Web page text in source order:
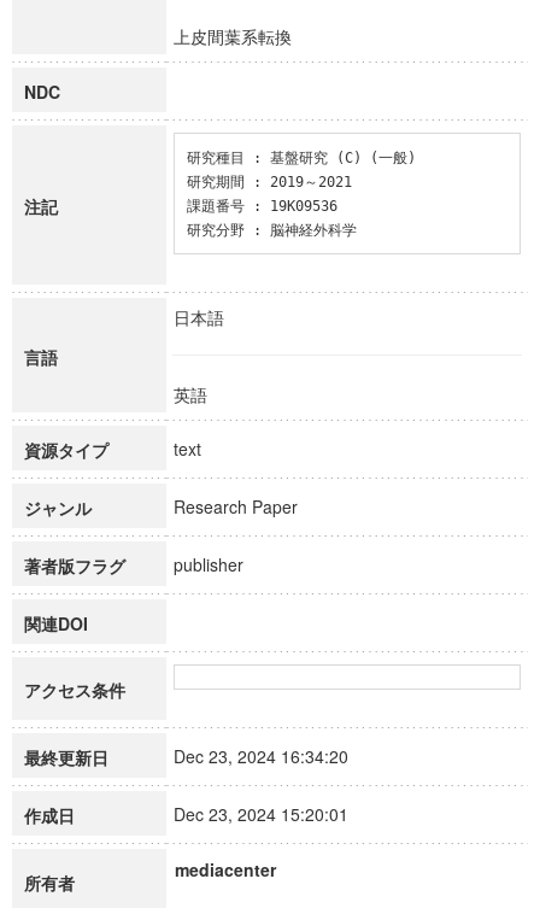
上皮間葉系転換
NDC
注記
研究種目 : 基盤研究 (C) (一般)
研究期間 : 2019～2021
課題番号 : 19K09536
研究分野 : 脳神経外科学
言語
日本語
英語
資源タイプ text
ジャンル Research Paper
著者版フラグ publisher
関連DOI
アクセス条件
最終更新日 Dec 23, 2024 16:34:20
作成日 Dec 23, 2024 15:20:01
所有者
mediacenter